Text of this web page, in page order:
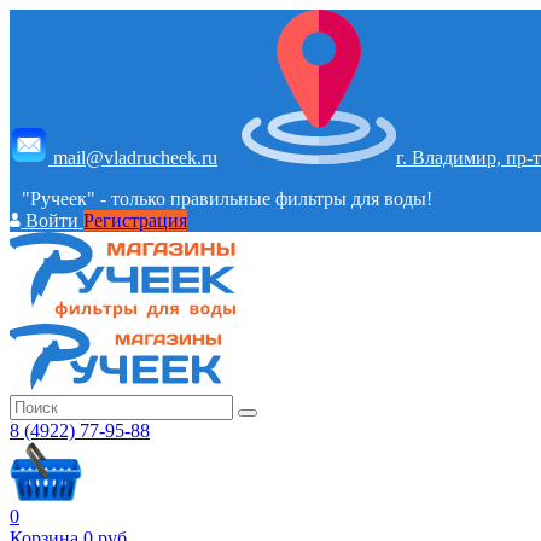
mail@vladrucheek.ru
г. Владимир, пр-
"Ручеек" - только правильные фильтры для воды!
ВойтиРегистрация
8 (4922) 77-95-88
0